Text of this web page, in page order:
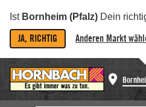
Ist Bornheim (Pfalz) Dein
JA, RICHTIG Anderen Markt